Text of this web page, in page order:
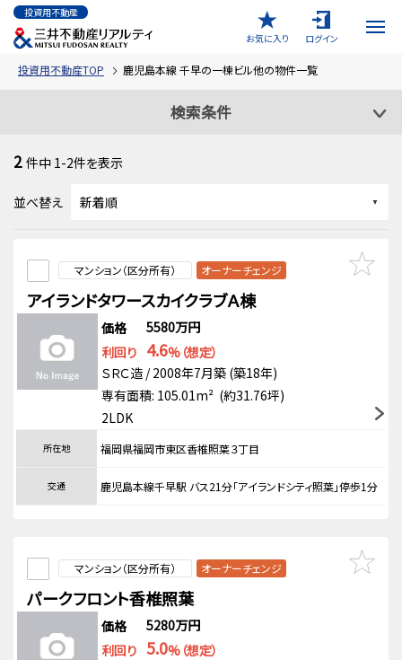
投資用不動産
お気に入り
ログイン
投資用不動産TOP 鹿児島本線 千早の一棟ビル他の物件一覧
検索条件
2 件中 1-2件を表示
並べ替え
マンション（区分所有） オーナーチェンジ
アイランドタワースカイクラブＡ棟
価格
5580万円
利回り 4.6%（想定）
ＳＲＣ造 / 2008年7月築 (築18年)
専有面積: 105.01m² (約31.76坪)
2LDK
所在地 福岡県福岡市東区香椎照葉３丁目
交通 鹿児島本線千早駅 バス21分「アイランドシティ照葉」停歩1分
マンション（区分所有） オーナーチェンジ
パークフロント香椎照葉
価格
5280万円
利回り 5.0%（想定）